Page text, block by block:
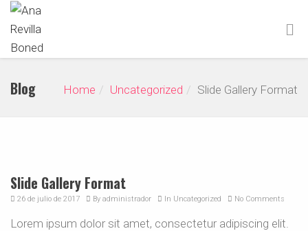
Blog Home Uncategorized Slide Gallery Format
Slide Gallery Format
26 de julio de 2017 By administrador In Uncategorized No Comments
Lorem ipsum dolor sit amet, consectetur adipiscing elit.